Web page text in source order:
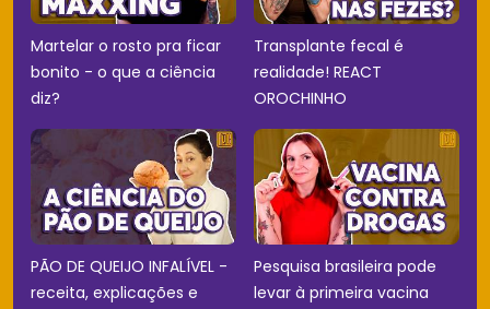
Martelar o rosto pra ficar
bonito - o que a ciência
diz?
Transplante fecal é
realidade! REACT
OROCHINHO
PÃO DE QUEIJO INFALÍVEL -
receita, explicações e
Pesquisa brasileira pode
levar à primeira vacina